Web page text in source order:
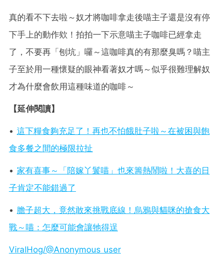
真的看不下去啦～奴才將咖啡拿走後喵主子還是沒有停
下手上的動作欸！拍拍一下示意喵主子咖啡已經拿走
了，不要再「刨坑」囉～這咖啡真的有那麼臭嗎？喵主
子至於用一種懷疑的眼神看著奴才嗎～似乎很難理解奴
才為什麼會飲用這種味道的咖啡～
【延伸閱讀】
• 這下糧食夠充足了！再也不怕餓肚子啦～在被困與飽
食多餐之間的極限拉扯
• 家有喜事～「陪嫁丫鬟喵」也來籌熱鬧啦！大喜的日
子肯定不能錯過了
• 膽子超大，竟然敢來挑戰底線！烏鴉與貓咪的搶食大
戰～喵：怎麼可能會讓牠得逞
ViralHog/@Anonymous user